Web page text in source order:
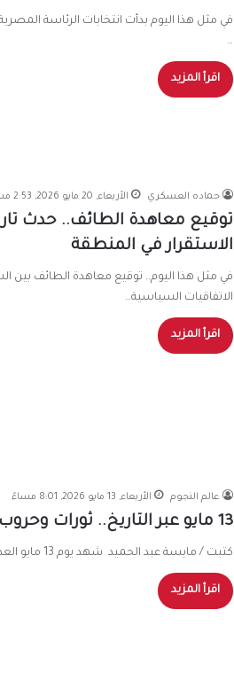
…
اقرأ المزيد
حماده العسكري الأربعاء, 20 مايو 2026, 2:53 مساءً
توقيع معاهدة الطائف.. حدث
الاستقرار في المنطقة
في مثل هذا اليوم.. توقيع معاهدة الطائف بين
الاتفاقيات السياسية…
اقرأ المزيد
عالم النجوم الأربعاء, 13 مايو 2026, 8:01 مساءً
13 مايو عبر التاريخ.. ثورات وحروب وقرارات غيّرت وجه العالم
كتبت / مايسة عبد الحميد شهد يوم 13 مايو العديد من الأحداث التاريخية البارزة التي تركت أثرًا كبيرًا في مسار…
اقرأ المزيد